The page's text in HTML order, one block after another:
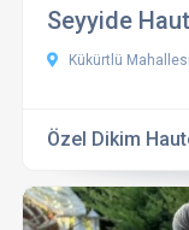
Seyyide
Kükürtlü
Özel Dikim